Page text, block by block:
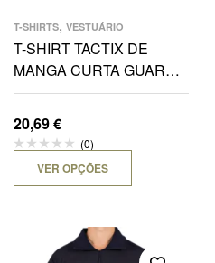
T-SHIRTS, VESTUÁRIO
T-SHIRT TACTIX DE
MANGA CURTA GUARDA
PRISIONAL
20,69€
(0)
VER OPÇÕES